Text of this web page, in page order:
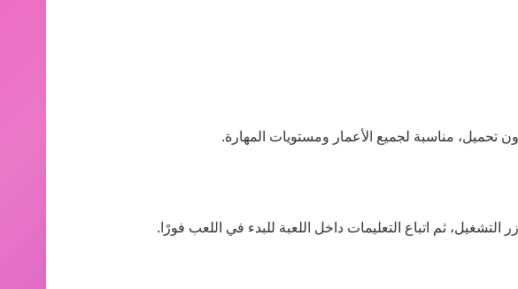
تحميل، مناسبة لجميع الأعمار ومستويات المهارة.
ثم اتباع التعليمات داخل اللعبة للبدء في اللعب فورًا.